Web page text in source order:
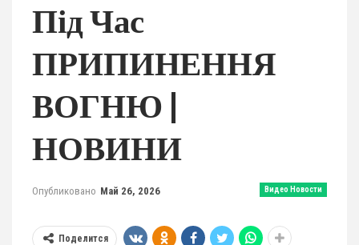
Під Час
ПРИПИНЕННЯ
ВОГНЮ |
НОВИНИ
Видео Новости
Опубликовано Май 26, 2026
Поделится